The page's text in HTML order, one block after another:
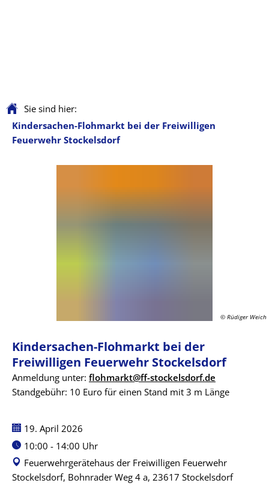
Sie sind hier:
Kindersachen-Flohmarkt bei der Freiwilligen
Feuerwehr Stockelsdorf
Flohmarkt
Freiwilligen
Feuerwehr
Stockelsdorf
© Rüdiger Weich
Kindersachen-Flohmarkt bei der
Freiwilligen Feuerwehr Stockelsdorf
Anmeldung unter: flohmarkt@ff-stockelsdorf.de
Standgebühr: 10 Euro für einen Stand mit 3 m Länge
Datum:
19. April 2026
Uhrzeit:
10:00 - 14:00 Uhr
Feuerwehrgerätehaus der Freiwilligen Feuerwehr
Stockelsdorf, Bohnrader Weg 4 a, 23617 Stockelsdorf